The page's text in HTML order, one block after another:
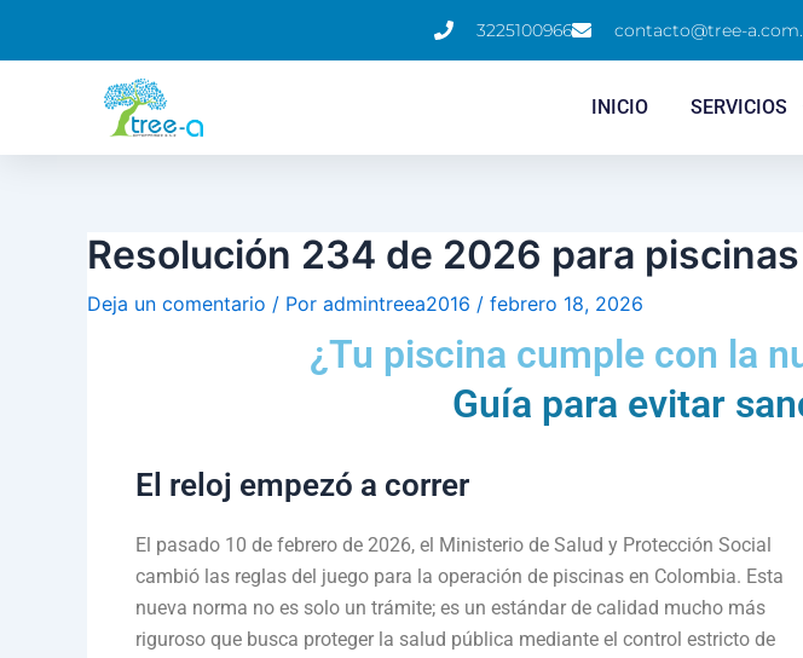
3225100966 contacto@tree-
INICIO SERVICIOS
Resolución 234 de 2026 para
Deja un comentario / Por admintreea2016 / febrero 18, 2026
¿Tu piscina cumple con la
Guía para evitar
El reloj empezó a correr
El pasado 10 de febrero de 2026, el Ministerio de Salud y Protección Social
cambió las reglas del juego para la operación de piscinas en Colombia. Esta
nueva norma no es solo un trámite; es un estándar de calidad mucho más
riguroso que busca proteger la salud pública mediante el control estricto de
entradas